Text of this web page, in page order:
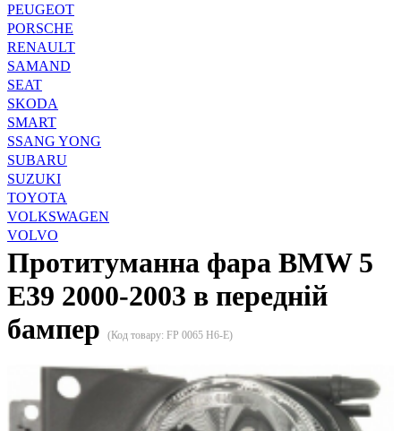
PEUGEOT
PORSCHE
RENAULT
SAMAND
SEAT
SKODA
SMART
SSANG YONG
SUBARU
SUZUKI
TOYOTA
VOLKSWAGEN
VOLVO
Протитуманна фара BMW 5
E39 2000-2003 в передній
бампер
(Код товару: FP 0065 H6-E)